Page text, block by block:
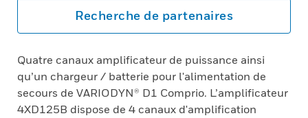
Recherche de partenaires
Quatre canaux amplificateur de puissance ainsi
qu’un chargeur / batterie pour l'alimentation de
secours de VARIODYN® D1 Comprio. L’amplificateur
4XD125B dispose de 4 canaux d'amplification